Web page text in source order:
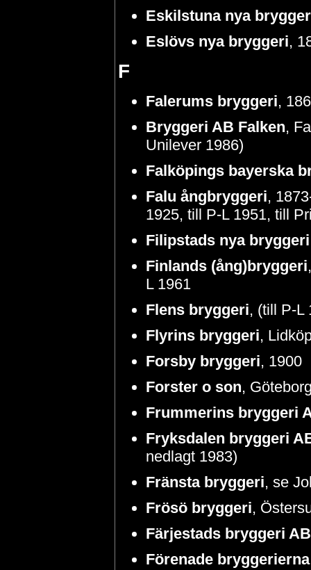
Eskilstuna nya
Eslövs nya bryggeri,
F
Falerums bryggeri,
Bryggeri AB Falken,
Unilever 1986)
Falköpings bayerska
Falu ångbryggeri,
1925, till P-L 1951, till
Filipstads nya bryggeri
Finlands (ång)bryggeri
L 1961
Flens bryggeri, (till P-L
Flyrins bryggeri,
Forsby bryggeri, 1900
Forster o son,
Frummerins bryggeri
Fryksdalen bryggeri
nedlagt 1983)
Fränsta bryggeri, se
Frösö bryggeri,
Färjestads bryggeri AB
Förenade bryggerierna